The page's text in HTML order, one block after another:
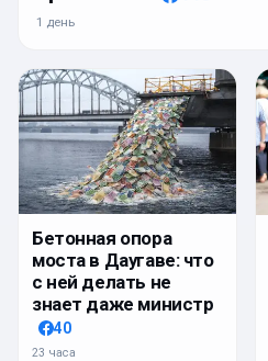
1 день
Бетонная опора
моста в Даугаве: что
с ней делать не
знает даже министр
40
23 часа